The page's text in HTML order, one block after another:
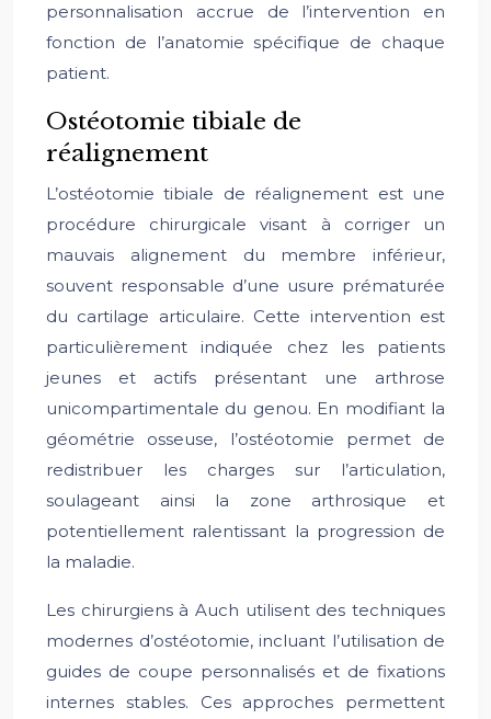
personnalisation accrue de l’intervention en
fonction de l’anatomie spécifique de chaque
patient.
Ostéotomie tibiale de
réalignement
L’ostéotomie tibiale de réalignement est une
procédure chirurgicale visant à corriger un
mauvais alignement du membre inférieur,
souvent responsable d’une usure prématurée
du cartilage articulaire. Cette intervention est
particulièrement indiquée chez les patients
jeunes et actifs présentant une arthrose
unicompartimentale du genou. En modifiant la
géométrie osseuse, l’ostéotomie permet de
redistribuer les charges sur l’articulation,
soulageant ainsi la zone arthrosique et
potentiellement ralentissant la progression de
la maladie.
Les chirurgiens à Auch utilisent des techniques
modernes d’ostéotomie, incluant l’utilisation de
guides de coupe personnalisés et de fixations
internes stables. Ces approches permettent